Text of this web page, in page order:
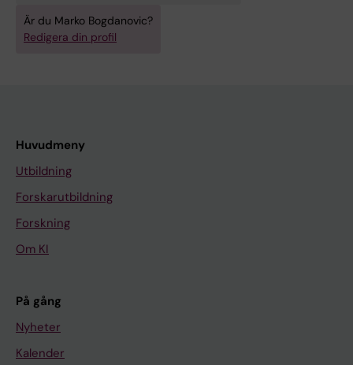
Är du Marko Bogdanovic?
Redigera din profil
Huvudmeny
Utbildning
Forskarutbildning
Forskning
Om KI
På gång
Nyheter
Kalender